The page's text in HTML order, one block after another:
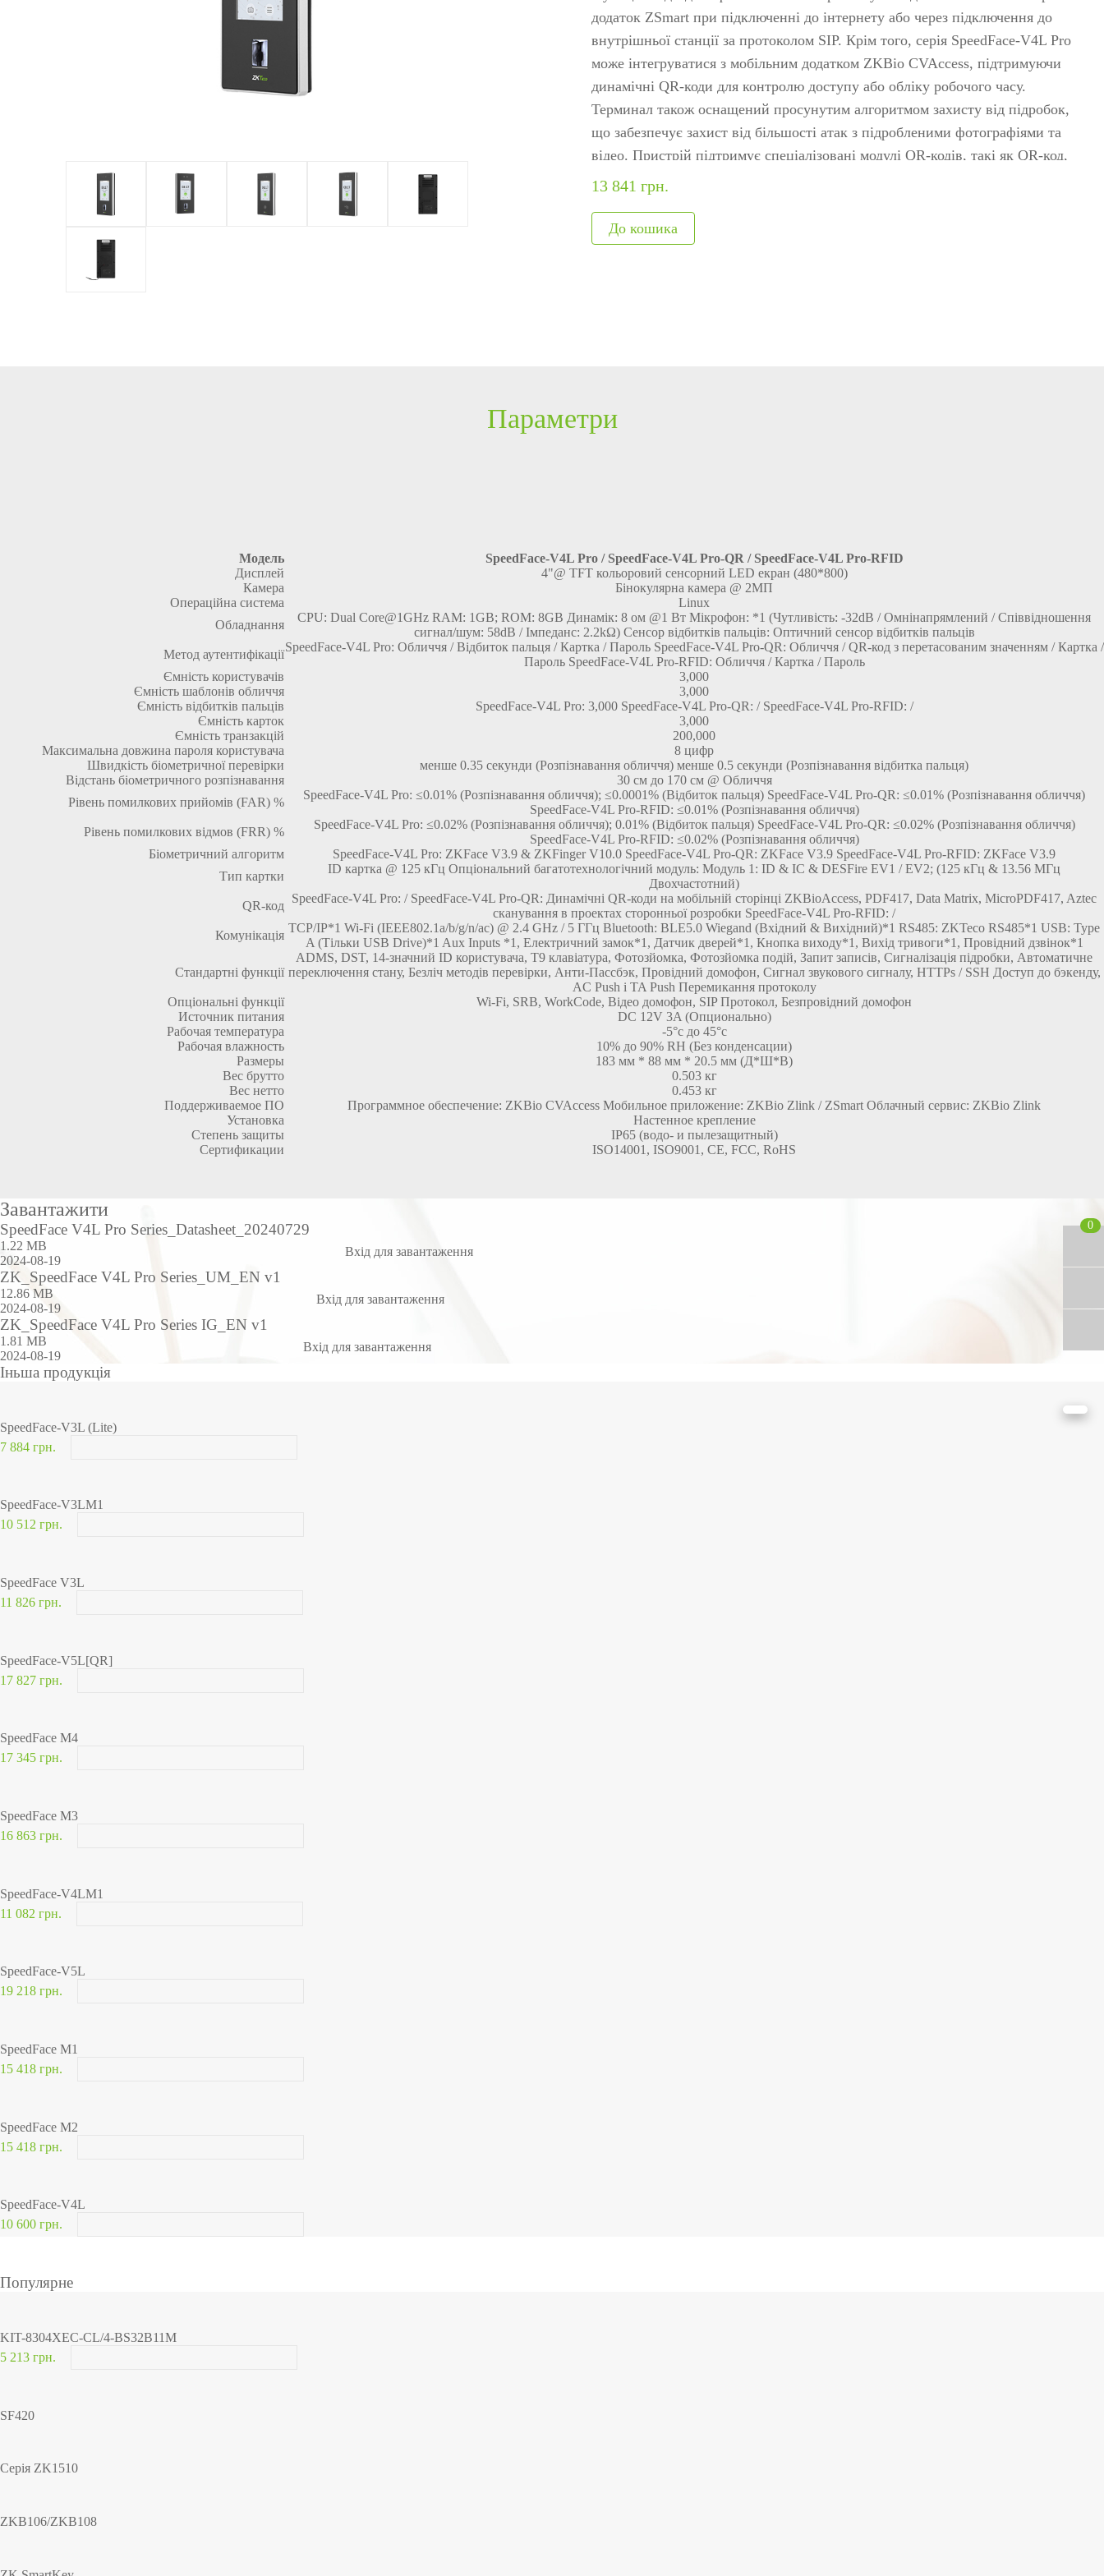
POS термінали
Модулі, що вбудовуються
Сканери відбитків
Сканер вен пальця
Металодетектори
Детектор вибухових і
наркотичних речовин
Рентгенівські системи
Більше>>
додаток ZSmart при підключенні до інтернету або через підключення до
внутрішньої станції за протоколом SIP. Крім того, серія SpeedFace-V4L Pro
може інтегруватися з мобільним додатком ZKBio CVAccess, підтримуючи
динамічні QR-коди для контролю доступу або обліку робочого часу.
Терминал також оснащений просунутим алгоритмом захисту від підробок,
що забезпечує захист від більшості атак з підробленими фотографіями та
відео. Пристрій підтримує спеціалізовані модулі QR-кодів, такі як QR-код,
PDF417, Data Matrix, MicroPDF417 та Aztec.
13 841 грн.
Параметри
Модель
SpeedFace-V4L Pro / SpeedFace-V4L Pro-QR / SpeedFace-V4L Pro-RFID
Дисплей
4"@ TFT кольоровий сенсорний LED екран (480*800)
Камера
Бінокулярна камера @ 2МП
Операційна система
Linux
Обладнання
CPU: Dual Core@1GHz RAM: 1GB; ROM: 8GB Динамік: 8 ом @1 Вт Мікрофон: *1 (Чутливість: -32dB / Омнінапрямлений / Співвідношення
сигнал/шум: 58dB / Імпеданс: 2.2kΩ) Сенсор відбитків пальців: Оптичний сенсор відбитків пальців
Метод аутентифікації
SpeedFace-V4L Pro: Обличчя / Відбиток пальця / Картка / Пароль SpeedFace-V4L Pro-QR: Обличчя / QR-код з перетасованим значенням / Картка /
Пароль SpeedFace-V4L Pro-RFID: Обличчя / Картка / Пароль
Ємність користувачів
3,000
Ємність шаблонів обличчя
3,000
Ємність відбитків пальців
SpeedFace-V4L Pro: 3,000 SpeedFace-V4L Pro-QR: / SpeedFace-V4L Pro-RFID: /
Ємність карток
3,000
Ємність транзакцій
200,000
Максимальна довжина пароля користувача
8 цифр
Швидкість біометричної перевірки
менше 0.35 секунди (Розпізнавання обличчя) менше 0.5 секунди (Розпізнавання відбитка пальця)
Відстань біометричного розпізнавання
30 см до 170 см @ Обличчя
Рівень помилкових прийомів (FAR) %
SpeedFace-V4L Pro: ≤0.01% (Розпізнавання обличчя); ≤0.0001% (Відбиток пальця) SpeedFace-V4L Pro-QR: ≤0.01% (Розпізнавання обличчя)
SpeedFace-V4L Pro-RFID: ≤0.01% (Розпізнавання обличчя)
Рівень помилкових відмов (FRR) %
SpeedFace-V4L Pro: ≤0.02% (Розпізнавання обличчя); 0.01% (Відбиток пальця) SpeedFace-V4L Pro-QR: ≤0.02% (Розпізнавання обличчя)
SpeedFace-V4L Pro-RFID: ≤0.02% (Розпізнавання обличчя)
Біометричний алгоритм
SpeedFace-V4L Pro: ZKFace V3.9 & ZKFinger V10.0 SpeedFace-V4L Pro-QR: ZKFace V3.9 SpeedFace-V4L Pro-RFID: ZKFace V3.9
Тип картки
ID картка @ 125 кГц Опціональний багатотехнологічний модуль: Модуль 1: ID & IC & DESFire EV1 / EV2; (125 кГц & 13.56 МГц
Двохчастотний)
QR-код
SpeedFace-V4L Pro: / SpeedFace-V4L Pro-QR: Динамічні QR-коди на мобільній сторінці ZKBioAccess, PDF417, Data Matrix, MicroPDF417, Aztec
сканування в проектах сторонньої розробки SpeedFace-V4L Pro-RFID: /
Комунікація
TCP/IP*1 Wi-Fi (IEEE802.1a/b/g/n/ac) @ 2.4 GHz / 5 ГГц Bluetooth: BLE5.0 Wiegand (Вхідний & Вихідний)*1 RS485: ZKTeco RS485*1 USB: Type
A (Тільки USB Drive)*1 Aux Inputs *1, Електричний замок*1, Датчик дверей*1, Кнопка виходу*1, Вихід тривоги*1, Провідний дзвінок*1
Стандартні функції
ADMS, DST, 14-значний ID користувача, T9 клавіатура, Фотозйомка, Фотозйомка подій, Запит записів, Сигналізація підробки, Автоматичне
переключення стану, Безліч методів перевірки, Анти-Пассбэк, Провідний домофон, Сигнал звукового сигналу, HTTPs / SSH Доступ до бэкенду,
AC Push і TA Push Перемикання протоколу
Опціональні функції
Wi-Fi, SRB, WorkCode, Відео домофон, SIP Протокол, Безпровідний домофон
Источник питания
DC 12V 3A (Опционально)
Рабочая температура
-5°c до 45°c
Рабочая влажность
10% до 90% RH (Без конденсации)
Размеры
183 мм * 88 мм * 20.5 мм (Д*Ш*В)
Вес брутто
0.503 кг
Вес нетто
0.453 кг
Поддерживаемое ПО
Программное обеспечение: ZKBio CVAccess Мобильное приложение: ZKBio Zlink / ZSmart Облачный сервис: ZKBio Zlink
Установка
Настенное крепление
Степень защиты
IP65 (водо- и пылезащитный)
Сертификации
ISO14001, ISO9001, CE, FCC, RoHS
Завантажити
SpeedFace V4L Pro Series_Datasheet_20240729
1.22 MB
2024-08-19
Вхід для завантаження
ZK_SpeedFace V4L Pro Series_UM_EN v1
12.86 MB
2024-08-19
Вхід для завантаження
ZK_SpeedFace V4L Pro Series IG_EN v1
1.81 MB
2024-08-19
Вхід для завантаження
Іньша продукція
SpeedFace-V3L (Lite)
7 884 грн.
SpeedFace-V3LM1
10 512 грн.
SpeedFace V3L
11 826 грн.
SpeedFace-V5L[QR]
17 827 грн.
SpeedFace M4
17 345 грн.
SpeedFace M3
16 863 грн.
SpeedFace-V4LM1
11 082 грн.
SpeedFace-V5L
19 218 грн.
SpeedFace M1
15 418 грн.
SpeedFace M2
15 418 грн.
SpeedFace-V4L
10 600 грн.
Популярне
KIT-8304XEC-CL/4-BS32B11M
5 213 грн.
SF420
Серія ZK1510
ZKB106/ZKB108
0